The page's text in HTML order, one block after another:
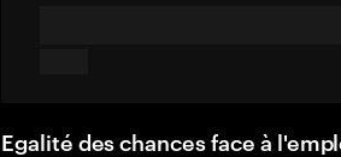
Egalité des chances face à